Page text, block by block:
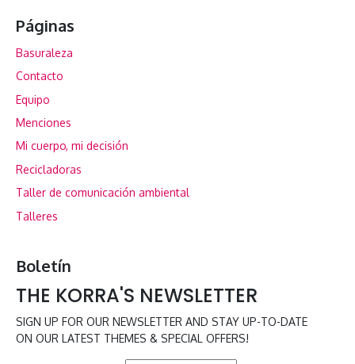
Páginas
Basuraleza
Contacto
Equipo
Menciones
Mi cuerpo, mi decisión
Recicladoras
Taller de comunicación ambiental
Talleres
Boletín
THE KORRA'S NEWSLETTER
SIGN UP FOR OUR NEWSLETTER AND STAY UP-TO-DATE
ON OUR LATEST THEMES & SPECIAL OFFERS!